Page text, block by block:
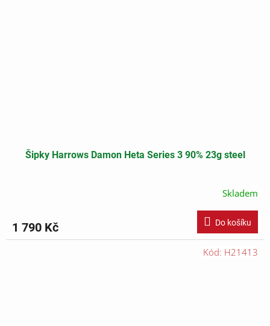
Šipky Harrows Damon Heta Series 3 90% 23g steel
Skladem
1 790 Kč Do košíku
Kód: H21413